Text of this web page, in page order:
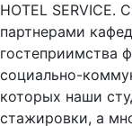
HOTEL SERVICE.
партнерами
гостеприимства
социально-
которых наши
стажировки, а